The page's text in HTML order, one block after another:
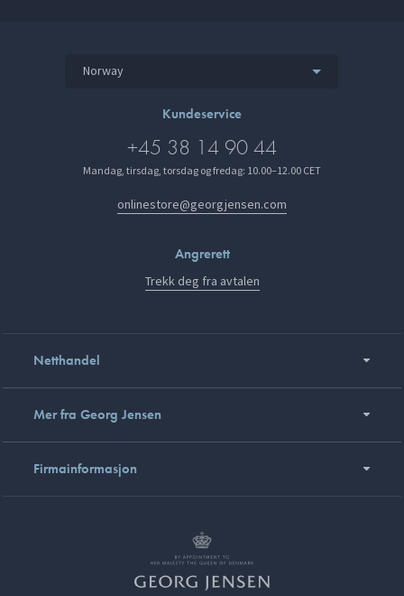
Norway
Kundeservice
+45 38 14 90 44
Mandag, tirsdag, torsdag og fredag: 10.00–12.00 CET
onlinestore@georgjensen.com
Angrerett
Trekk deg fra avtalen
Netthandel
Mer fra Georg Jensen
Firmainformasjon